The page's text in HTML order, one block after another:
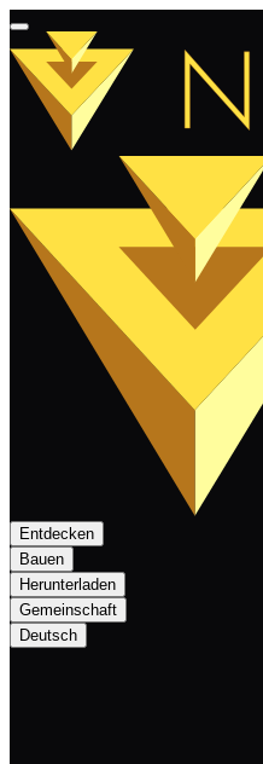
Entdecken
Bauen
Herunterladen
Gemeinschaft
Deutsch